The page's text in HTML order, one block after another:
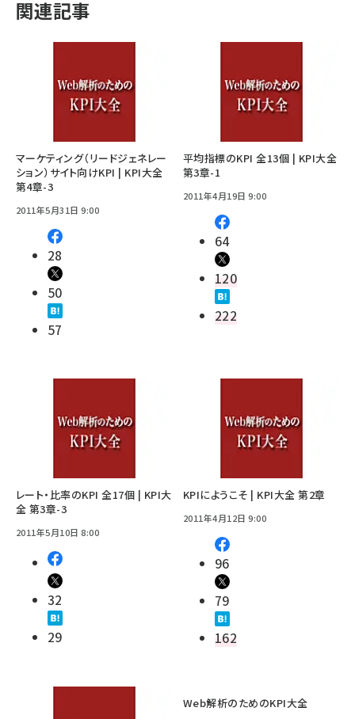
関連記事
マーケティング（リードジェネレー
ション）サイト向けKPI | KPI大全
第4章-3
2011年5月31日 9:00
28
50
57
平均指標のKPI 全13個 | KPI大全
第3章-1
2011年4月19日 9:00
64
120
222
レート・比率のKPI 全17個 | KPI大
全 第3章-3
2011年5月10日 8:00
32
29
KPIにようこそ | KPI大全 第2章
2011年4月12日 9:00
96
79
162
Web解析のためのKPI大全